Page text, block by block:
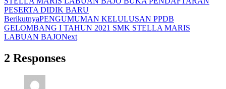
PESERTA DIDIK BARU
BerikutnyaPENGUMUMAN KELULUSAN PPDB
GELOMBANG I TAHUN 2021 SMK STELLA MARIS
LABUAN BAJONext
2 Responses